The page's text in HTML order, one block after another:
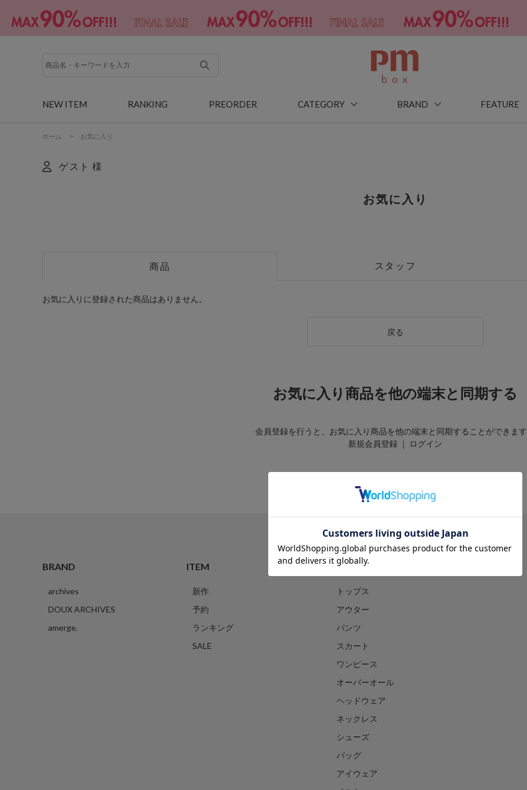
NEW ITEM RANKING PREORDER CATEGORY BRAND FEATURE
ホーム > お気に入り
ゲスト 様
お気に入り
商品 スタッフ
お気に入りに登録された商品はありません。
戻る
お気に入り商品を他の端末と同期する
会員登録を行うと、お気に入り商品を他の端末と同期することができます
新規会員登録 ｜ ログイン
BRAND
archives
DOUX ARCHIVES
amerge.
ITEM
新作
予約
ランキング
SALE
CATEGORY
トップス
アウター
パンツ
スカート
ワンピース
オーバーオール
ヘッドウェア
ネックレス
シューズ
バッグ
アイウェア